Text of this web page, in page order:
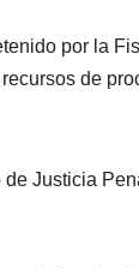
por la
de
Justicia